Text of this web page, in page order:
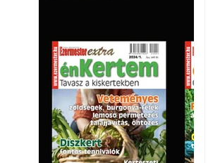
vendégl